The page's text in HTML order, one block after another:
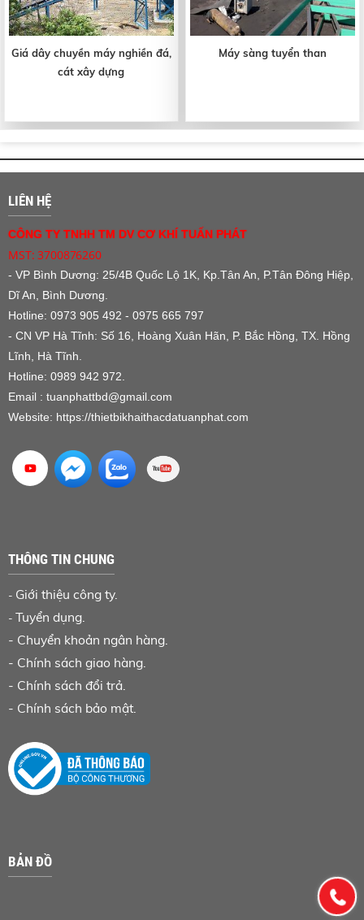
Giá dây chuyền máy nghiền đá,
cát xây dựng
Máy sàng tuyển than
LIÊN HỆ
CÔNG TY TNHH TM DV CƠ KHÍ TUẤN PHÁT
MST: 3700876260
- VP Bình Dương: 25/4B Quốc Lộ 1K, Kp.Tân An, P.Tân Đông Hiệp,
Dĩ An, Bình Dương.
Hotline: 0973 905 492 - 0975 665 797
- CN VP Hà Tĩnh: Số 16, Hoàng Xuân Hãn, P. Bắc Hồng, TX. Hồng
Lĩnh, Hà Tĩnh.
Hotline: 0989 942 972.
Email : tuanphattbd@gmail.com
Website: https://thietbikhaithacdatuanphat.com
THÔNG TIN CHUNG
- Giới thiệu công ty.
- Tuyển dụng.
- Chuyển khoản ngân hàng
- Chính sách giao hàng.
- Chính sách đổi trả.
- Chính sách bảo mật.
BẢN ĐỒ